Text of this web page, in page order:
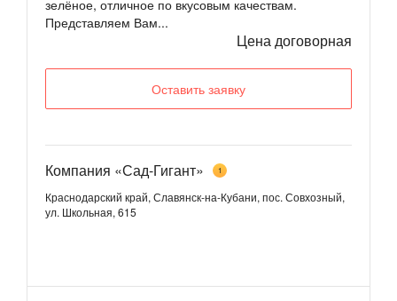
зелёное, отличное по вкусовым качествам.
Представляем Вам...
Цена договорная
Оставить заявку
Компания «Сад-Гигант» 1
Краснодарский край, Славянск-на-Кубани, пос. Совхозный,
ул. Школьная, 615